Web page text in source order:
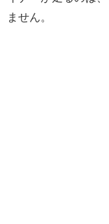
ません。